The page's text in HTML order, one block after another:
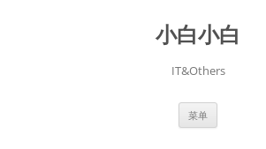
小白小白
IT&Others
菜单